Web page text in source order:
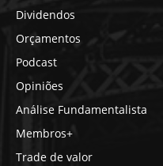
Dividendos
Orçamentos
Podcast
Opiniões
Análise Fundamentalista
Membros+
Trade de valor